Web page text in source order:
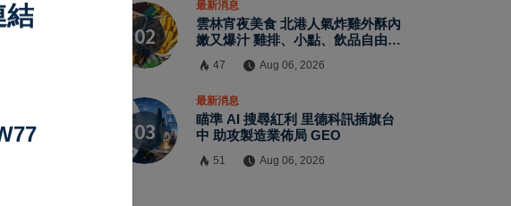
最新消息
雲林宵夜美食 北港人氣炸雞外酥內
嫩又爆汁 雞排、小點、飲品自由搭
47 Aug 06, 2026
最新消息
瞄準 AI 搜尋紅利 里德科訊插旗台
中 助攻製造業佈局 GEO
51 Aug 06, 2026